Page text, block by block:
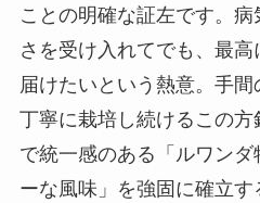
ことの明確な証左です。
さを受け入れてでも、最
届けたいという熱意。手
丁寧に栽培し続けるこの
で統一感のある「ルワン
ーな風味」を強固に確立